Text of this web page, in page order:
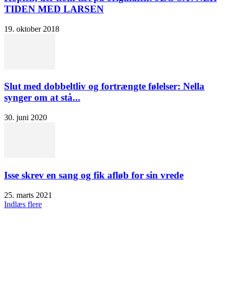
TIDEN MED LARSEN
19. oktober 2018
Slut med dobbeltliv og fortrængte følelser: Nella
synger om at stå...
30. juni 2020
Isse skrev en sang og fik afløb for sin vrede
25. marts 2021
Indlæs flere